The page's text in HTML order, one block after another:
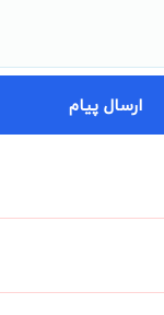
ارسال پیام